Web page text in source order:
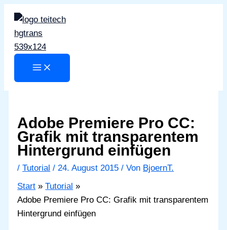
Zum
Inhalt
springen
Adobe Premiere Pro CC:
Grafik mit transparentem
Hintergrund einfügen
/Tutorial /24. August 2015/ Von BjoernT.
Start
Tutorial
Adobe Premiere Pro CC: Grafik mit transparentem
Hintergrund einfügen